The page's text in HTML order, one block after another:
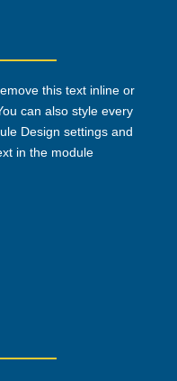
this text inline or
can also style every
Design settings and
in the module